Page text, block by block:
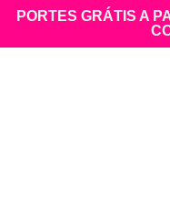
PORTES GRÁTIS A